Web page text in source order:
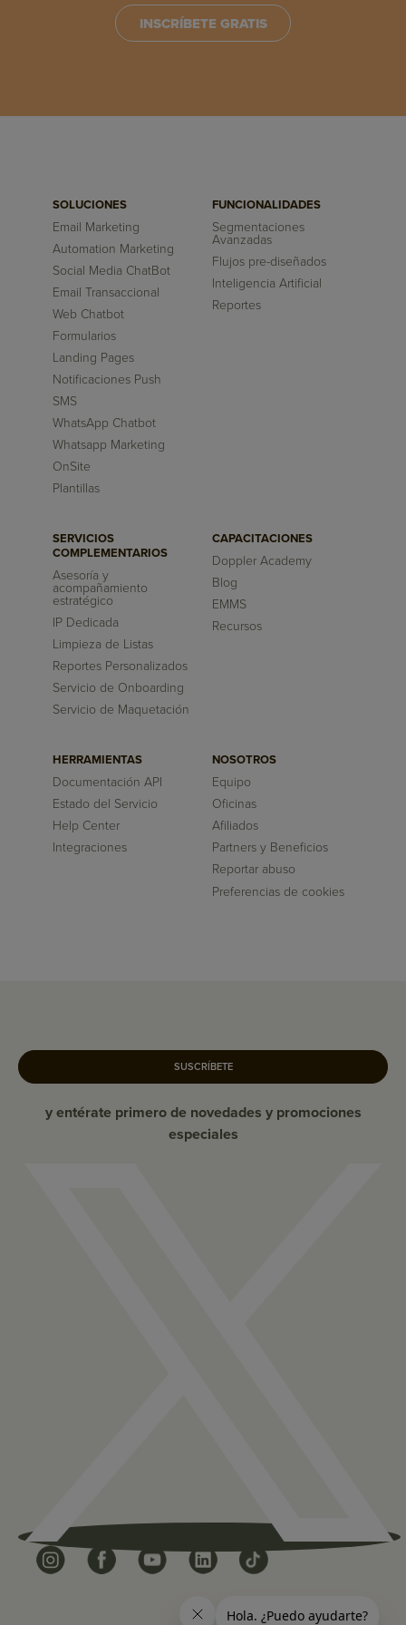
INSCRÍBETE GRATIS
SOLUCIONES
Email Marketing
Automation Marketing
Social Media ChatBot
Email Transaccional
Web Chatbot
Formularios
Landing Pages
Notificaciones Push
SMS
WhatsApp Chatbot
Whatsapp Marketing
OnSite
Plantillas
FUNCIONALIDADES
Segmentaciones
Avanzadas
Flujos pre-diseñados
Inteligencia Artificial
Reportes
SERVICIOS
COMPLEMENTARIOS
Asesoría y
acompañamiento
estratégico
IP Dedicada
Limpieza de Listas
Reportes Personalizados
Servicio de Onboarding
Servicio de Maquetación
CAPACITACIONES
Doppler Academy
Blog
EMMS
Recursos
HERRAMIENTAS
Documentación API
Estado del Servicio
Help Center
Integraciones
NOSOTROS
Equipo
Oficinas
Afiliados
Partners y Beneficios
Reportar abuso
Preferencias de cookies
SUSCRÍBETE
y entérate primero de novedades y promociones
especiales